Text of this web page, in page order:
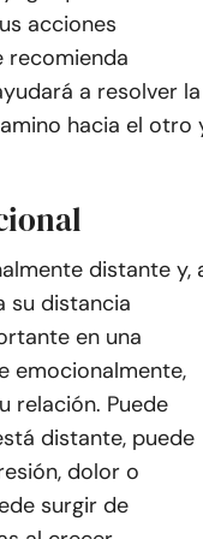
acciones
recomienda
a resolver la
hacia el otro
distante y,
su distancia
en una
emocionalmente,
relación. Puede
distante, puede
dolor o
surgir de